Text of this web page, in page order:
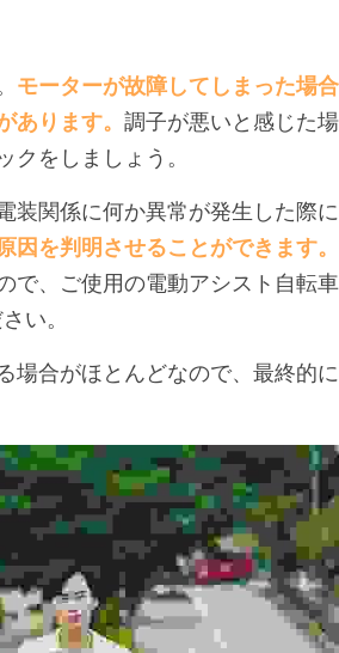
モーターが故障してしまった場
あります。 調子が悪いと感じた
クをしましょう。
装関係に何か異常が発生した際
因を判明させることができます。
で、ご使用の電動アシスト自転
い。
場合がほとんどなので、最終的